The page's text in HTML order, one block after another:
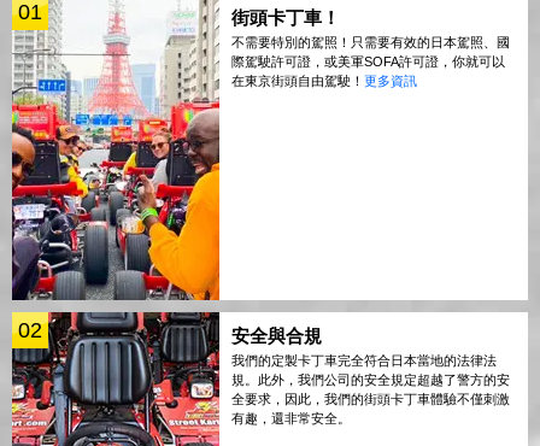
01 街頭卡丁車！
不需要特別的駕照！只需要有效的日本駕照、國
際駕駛許可證，或美軍SOFA許可證，你就可以
在東京街頭自由駕駛！ 更多資訊
02 安全與合規
我們的定製卡丁車完全符合日本當地的法律法
規。此外，我們公司的安全規定超越了警方的安
全要求，因此，我們的街頭卡丁車體驗不僅刺激
有趣，還非常安全。